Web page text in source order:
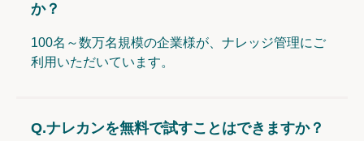
か？
100名～数万名規模の企業様が、ナレッジ管理にご
利用いただいています。
Q.ナレカンを無料で試すことはできますか？